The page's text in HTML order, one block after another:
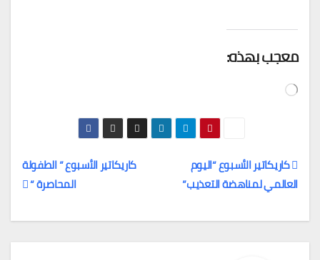
معجب بهذه:
جاري
تصفّح
المقالات
كاريكاتير الأسبوع ” الطفولة
المحاصرة “
كاريكاتير الأسبوع “اليوم
العالمي لمناهضة التعذيب”